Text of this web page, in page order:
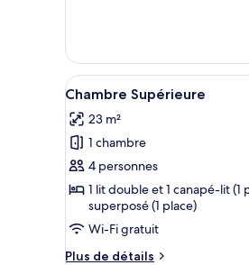
type
de
chambre
Deluxe
Afficher
toutes
les
photos
pour
ce
type
de
chambre :
7
Chambre Supérieure
23 m²
1 chambre
4 personnes
1 lit double et 1 canapé-lit (1
superposé (1 place)
Wi-Fi gratuit
Plus de détails
Plus